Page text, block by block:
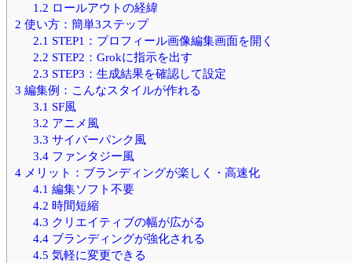
1.2 ロールアウトの経緯
2 使い方：簡単3ステップ
2.1 STEP1：プロフィール画像編集画面を開く
2.2 STEP2：Grokに指示を出す
2.3 STEP3：生成結果を確認して設定
3 編集例：こんなスタイルが作れる
3.1 SF風
3.2 アニメ風
3.3 サイバーパンク風
3.4ファンタジー風
4 メリット：ブランディングが楽しく・高速化
4.1 編集ソフト不要
4.2 時間短縮
4.3 クリエイティブの幅が広がる
4.4ブランディングが強化される
4.5 気軽に変更できる